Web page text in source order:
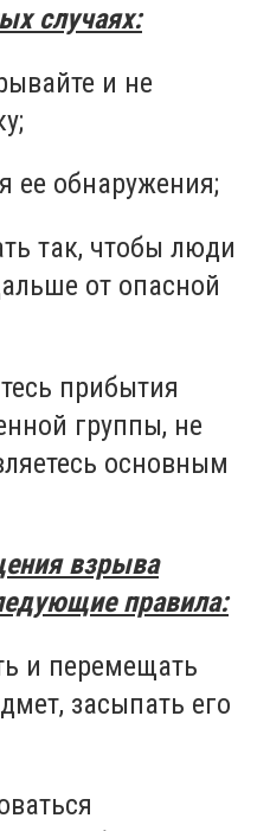
случаях:
и не
ее обнаружения;
так, чтобы люди
от опасной
прибытия
группы, не
основным
взрыва
правила:
и перемещать
засыпать его